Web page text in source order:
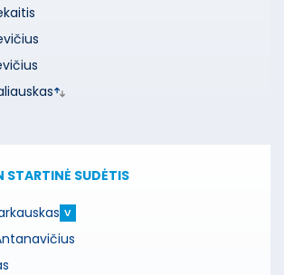
STARTINĖ SUDĖTIS
V